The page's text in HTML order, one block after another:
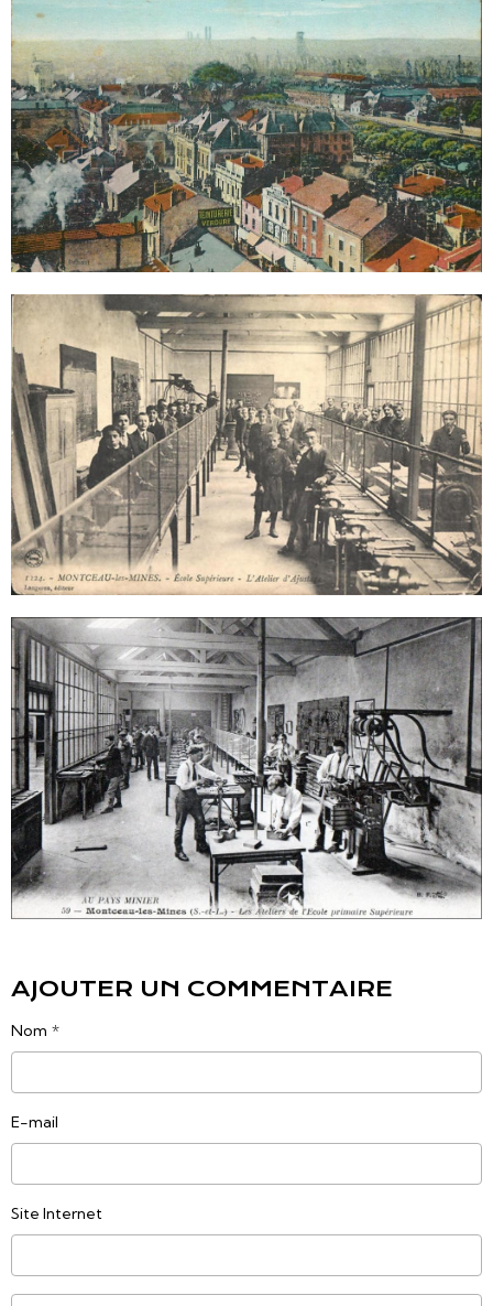
AJOUTER UN COMMENTAIRE
Nom
E-mail
Site Internet